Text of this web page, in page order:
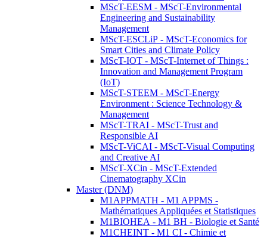
MScT-EESM - MScT-Environmental
Engineering and Sustainability
Management
MScT-ESCLiP - MScT-Economics for
Smart Cities and Climate Policy
MScT-IOT - MScT-Internet of Things :
Innovation and Management Program
(IoT)
MScT-STEEM - MScT-Energy
Environment : Science Technology &
Management
MScT-TRAI - MScT-Trust and
Responsible AI
MScT-ViCAI - MScT-Visual Computing
and Creative AI
MScT-XCin - MScT-Extended
Cinematography XCin
Master (DNM)
M1APPMATH - M1 APPMS -
Mathématiques Appliquées et Statistiques
M1BIOHEA - M1 BH - Biologie et Santé
M1CHEINT - M1 CI - Chimie et